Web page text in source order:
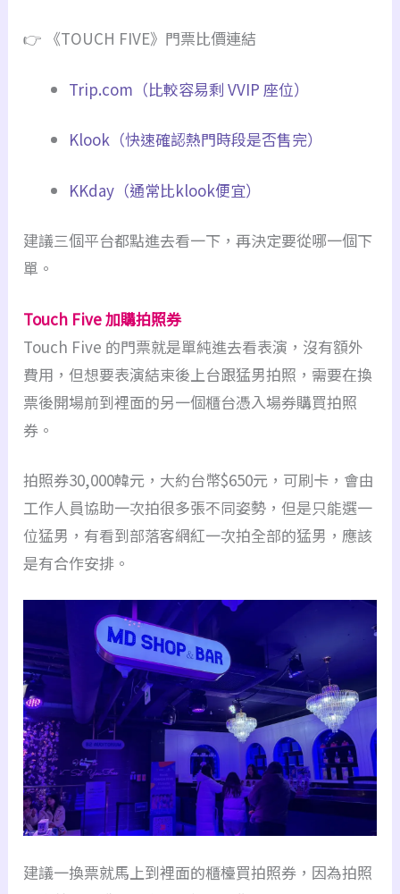
👉 《TOUCH FIVE》門票比價連結
Trip.com（比較容易剩 VVIP 座位）
Klook（快速確認熱門時段是否售完）
KKday（通常比klook便宜）
建議三個平台都點進去看一下，再決定要從哪一個下
單。
Touch Five 加購拍照券
Touch Five 的門票就是單純進去看表演，沒有額外
費用，但想要表演結束後上台跟猛男拍照，需要在換
票後開場前到裡面的另一個櫃台憑入場券購買拍照
券。
拍照券30,000韓元，大約台幣$650元，可刷卡，會由
工作人員協助一次拍很多張不同姿勢，但是只能選一
位猛男，有看到部落客網紅一次拍全部的猛男，應該
是有合作安排。
建議一換票就馬上到裡面的櫃檯買拍照券，因為拍照